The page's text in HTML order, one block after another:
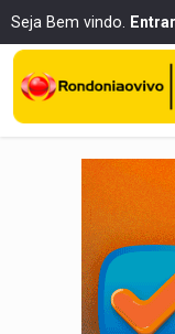
Seja Bem vindo. Entrar